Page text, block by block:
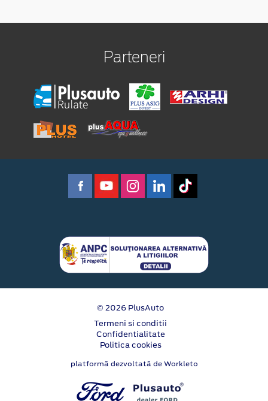
Parteneri
© 2026 PlusAuto
Termeni si conditii
Confidentialitate
Politica cookies
platformă dezvoltată de Workleto